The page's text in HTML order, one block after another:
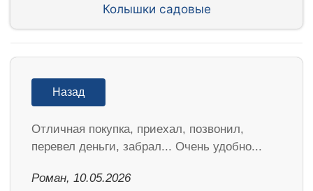
Колышки садовые
Назад
Отличная покупка, приехал, позвонил,
перевел деньги, забрал... Очень удобно...
Роман, 10.05.2026